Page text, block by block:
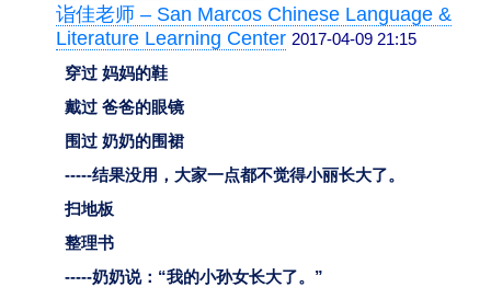
诣佳老师 – San Marcos Chinese Language &
Literature Learning Center 2017-04-09 21:15
穿过 妈妈的鞋
戴过 爸爸的眼镜
围过 奶奶的围裙
-----结果没用，大家一点都不觉得小丽长大了。
扫地板
整理书
-----奶奶说：“我的小孙女长大了。”